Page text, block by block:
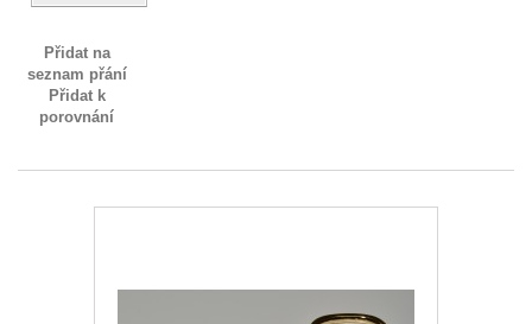
Přidat na
seznam přání
Přidat k
porovnání